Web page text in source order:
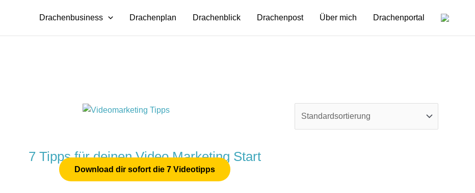
Drachenbusiness Drachenplan Drachenblick Drachenpost Über mich Drachenportal
7 Tipps für deinen Video Marketing Start
Download dir sofort die 7 Videotipps